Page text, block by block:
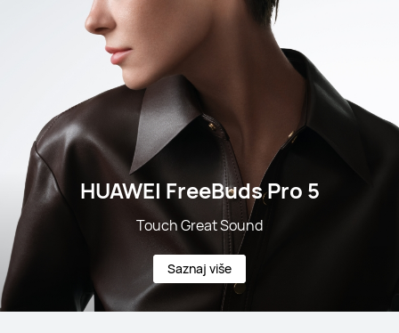
HUAWEI FreeBuds Pro 5
Touch Great Sound
Saznaj više